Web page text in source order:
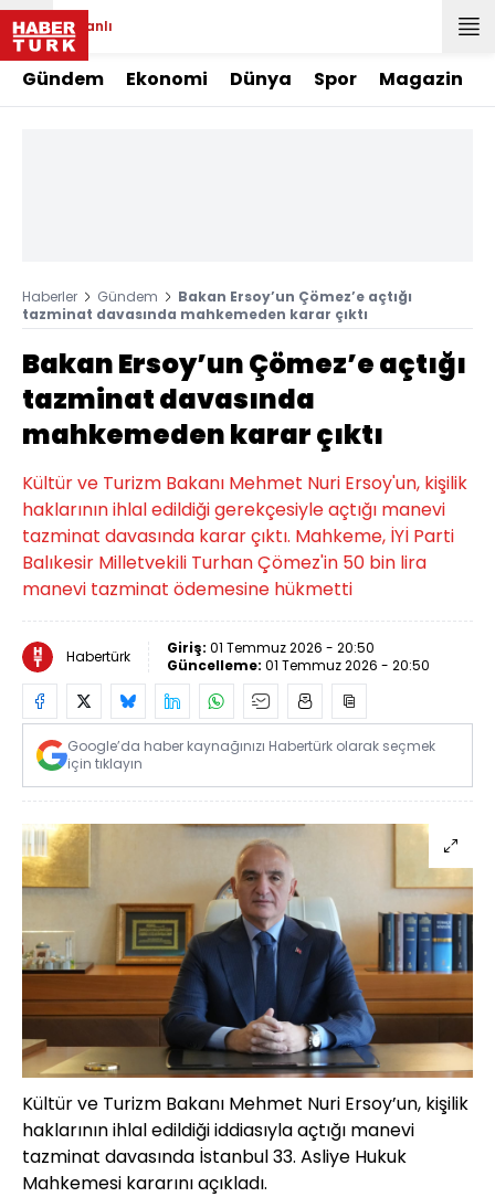
Canlı
Gündem Ekonomi Dünya Spor Magazin
Haberler Gündem
Bakan Ersoy’un Çömez’e açtığı
tazminat davasında mahkemeden karar çıktı
Bakan Ersoy’un Çömez’e açtığı
tazminat davasında
mahkemeden karar çıktı
Kültür ve Turizm Bakanı Mehmet Nuri Ersoy'un, kişilik
haklarının ihlal edildiği gerekçesiyle açtığı manevi
tazminat davasında karar çıktı. Mahkeme, İYİ Parti
Balıkesir Milletvekili Turhan Çömez'in 50 bin lira
manevi tazminat ödemesine hükmetti
Habertürk Giriş: 01 Temmuz 2026 - 20:50
Güncelleme: 01 Temmuz 2026 - 20:50
Google’da haber kaynağınızı Habertürk olarak seçmek
için tıklayın
Kültür ve Turizm Bakanı Mehmet Nuri Ersoy’un, kişilik
haklarının ihlal edildiği iddiasıyla açtığı manevi
tazminat davasında İstanbul 33. Asliye Hukuk
Mahkemesi kararını açıkladı.